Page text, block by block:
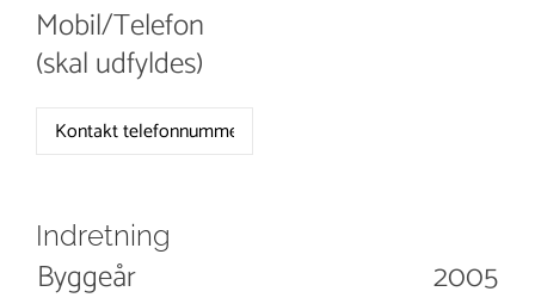
Mobil/Telefon
(skal udfyldes)
Indretning
Byggeår
2005